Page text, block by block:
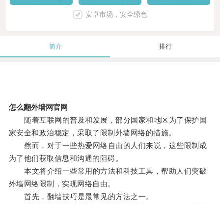
安卓市场，安全绿色
简介 排行
怎么翻外墙网官网
随着互联网的普及和发展，部分国家和地区为了保护国
家安全和政治稳定，采取了限制外墙网络的措施。
然而，对于一些热爱网络自由的人们来说，这些限制成
为了他们获取信息和沟通的阻碍。
本文将介绍一些常用的方法和科技工具，帮助人们突破
外墙网络限制，实现网络自由。
首先，翻墙技巧是最常见的方法之一。